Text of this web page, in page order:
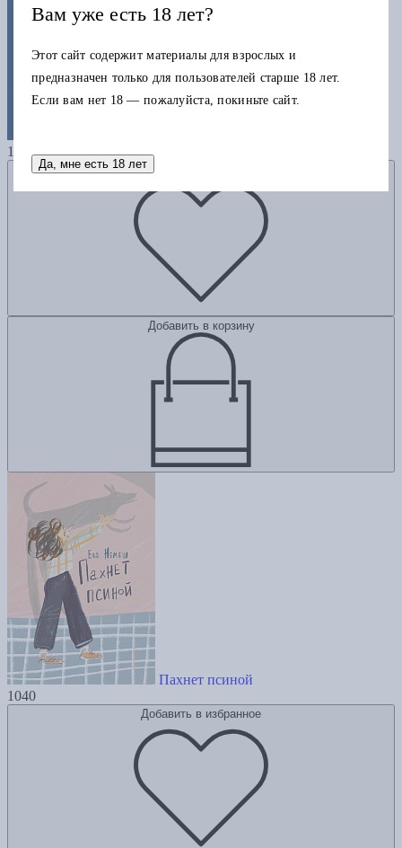
1470
Добавить в избранное
Добавить в корзину
Пахнет псиной
1040
Добавить в избранное
Вам уже есть 18 лет?
Этот сайт содержит материалы для взрослых и
предназначен только для пользователей старше 18 лет.
Если вам нет 18 — пожалуйста, покиньте сайт.
Да, мне есть 18 лет